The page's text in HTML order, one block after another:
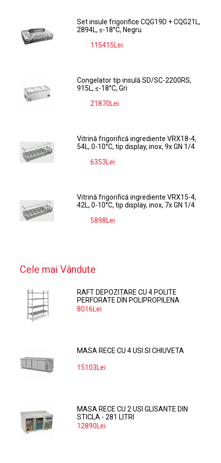
Set insule frigorifice CQG19D + CQG21L,
2894L, ≤-18°C, Negru
115415Lei
Congelator tip insulă SD/SC-2200RS,
915L, ≤-18°C, Gri
21870Lei
Vitrină frigorifică ingrediente VRX18-4,
54L, 0-10°C, tip display, inox, 9x GN 1/4
6353Lei
Vitrină frigorifică ingrediente VRX15-4,
42L, 0-10°C, tip display, inox, 7x GN 1/4
5898Lei
Cele mai Vândute
RAFT DEPOZITARE CU 4 POLITE
PERFORATE DIN POLIPROPILENA
374*60 CM
8016Lei
MASA RECE CU 4 USI SI CHIUVETA
15103Lei
MASA RECE CU 2 USI GLISANTE DIN
STICLA - 281 LITRI
12890Lei